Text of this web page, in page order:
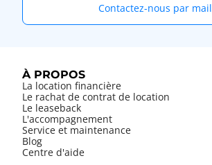
Contactez-nous par mail
À PROPOS
La location financière
Le rachat de contrat de location
Le leaseback
L'accompagnement
Service et maintenance
Blog
Centre d'aide